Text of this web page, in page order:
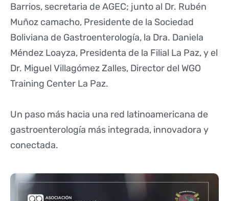
Barrios, secretaria de AGEC; junto al Dr. Rubén
Muñoz camacho, Presidente de la Sociedad
Boliviana de Gastroenterología, la Dra. Daniela
Méndez Loayza, Presidenta de la Filial La Paz, y el
Dr. Miguel Villagómez Zalles, Director del WGO
Training Center La Paz.
Un paso más hacia una red latinoamericana de
gastroenterología más integrada, innovadora y
conectada.